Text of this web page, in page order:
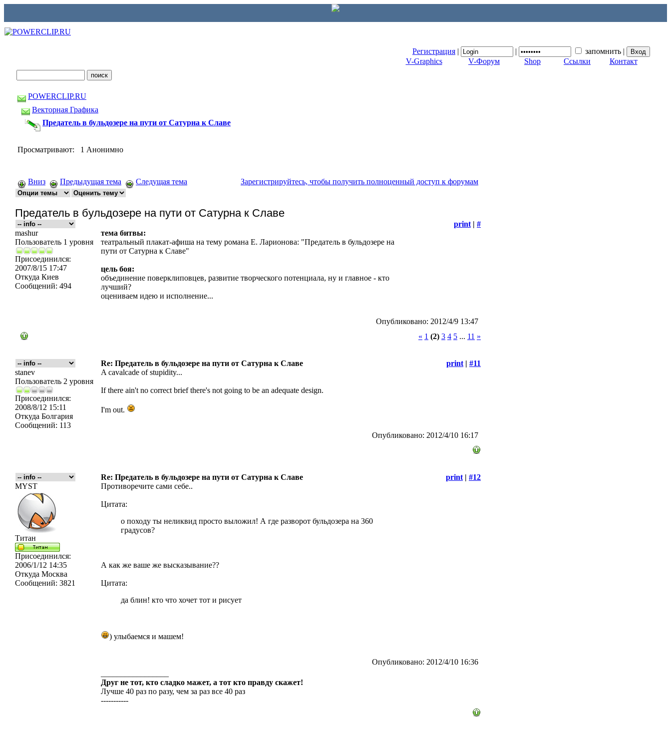
Регистрация | | запомнить |
V-Graphics
V-Форум Shop Ссылки Контакт
POWERCLIP.RU
Векторная Графика
Предатель в бульдозере на пути от Сатурна к Славе
Просматривают: 1 Анонимно
Вниз Предыдущая тема Следущая тема Зарегистрируйтесь, чтобы получить полноценный доступ к форумам
Предатель в бульдозере на пути от Сатурна к Славе
print | #
mashur
Пользователь 1 уровня
Присоединился:
2007/8/15 17:47
Откуда Киев
Сообщений: 494
тема битвы:
театральный плакат-афиша на тему романа Е. Ларионова: "Предатель в бульдозере на
пути от Сатурна к Славе"
цель боя:
объединение поверклиповцев, развитие творческого потенциала, ну и главное - кто
лучший?
оцениваем идею и исполнение...
Опубликовано: 2012/4/9 13:47
« 1 (2) 3 4 5 ... 11 »
Re: Предатель в бульдозере на пути от Сатурна к Славе print | #11
stanev
Пользователь 2 уровня
Присоединился:
2008/8/12 15:11
Откуда Болгария
Сообщений: 113
A cavalcade of stupidity...
If there ain't no correct brief there's not going to be an adequate design.
I'm out.
Опубликовано: 2012/4/10 16:17
Re: Предатель в бульдозере на пути от Сатурна к Славе print | #12
MYST
Титан
Присоединился:
2006/1/12 14:35
Откуда Москва
Сообщений: 3821
Противоречите сами себе..
Цитата:
о походу ты неликвид просто выложил! А где разворот бульдозера на 360
градусов?
А как же ваше же высказывание??
Цитата:
да блин! кто что хочет тот и рисует
) улыбаемся и машем!
Опубликовано: 2012/4/10 16:36
Друг не тот, кто сладко мажет, а тот кто правду скажет!
Лучше 40 раз по разу, чем за раз все 40 раз
-----------